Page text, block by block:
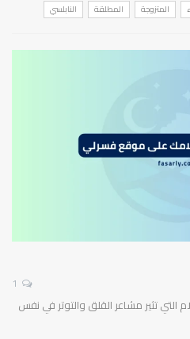
المتزوجة المطلقة النابلسي
التي تثير مشاعر القلق والتوتر في نفس